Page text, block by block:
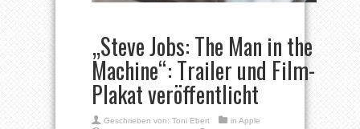
„Steve Jobs: The Man in the
Machine“: Trailer und Film-
Plakat veröffentlicht
Geschrieben von: Toni Ebert in Apple